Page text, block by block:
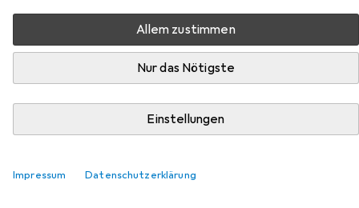
Allem zustimmen
Nur das Nötigste
Einstellungen
Impressum Datenschutzerklärung
Fixleintuch Babybett